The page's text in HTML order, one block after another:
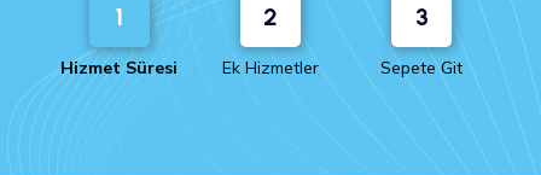
1
Hizmet Süresi
2
Ek Hizmetler
3
Sepete Git